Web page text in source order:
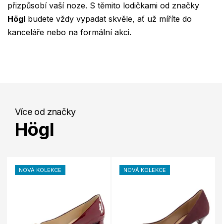
přizpůsobí vaší noze. S těmito lodičkami od značky
Högl budete vždy vypadat skvěle, ať už míříte do
kanceláře nebo na formální akci.
Více od značky
Högl
NOVÁ KOLEKCE NOVÁ KOLEKCE